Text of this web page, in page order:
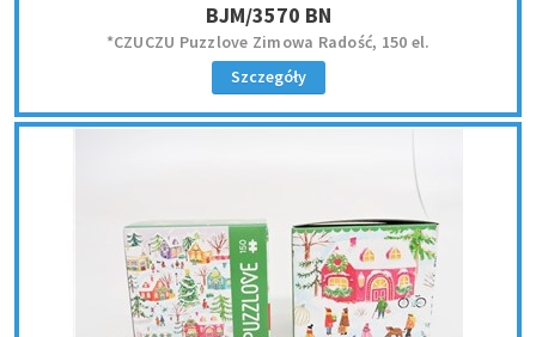
BJM/3570 BN
*CZUCZU Puzzlove Zimowa Radość, 150 el.
Szczegóły